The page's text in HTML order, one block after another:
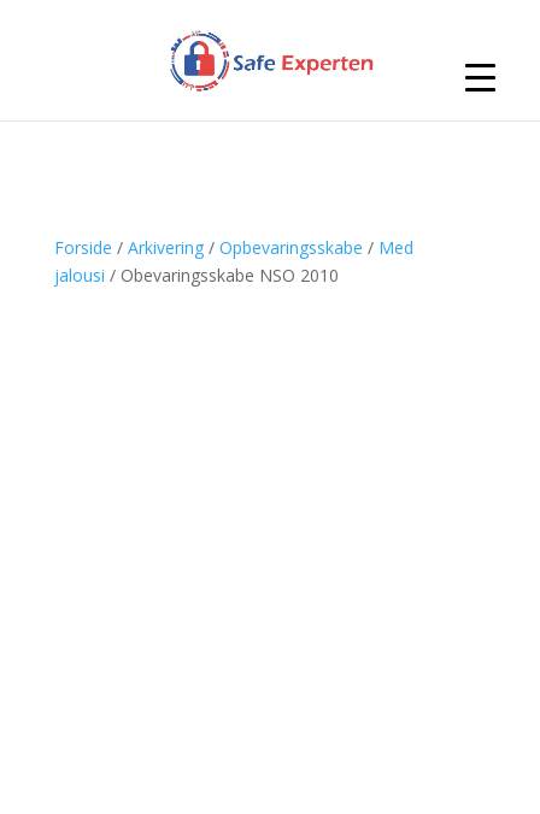
Forside / Arkivering/ Opbevaringsskabe / Med
jalousi / Obevaringsskabe NSO 2010